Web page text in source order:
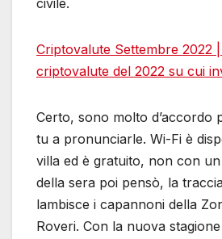
civile.
Criptovalute Settembre 2022
criptovalute del 2022 su cui
Certo, sono molto d’accordo
tu a pronunciarle. Wi-Fi è
villa ed è gratuito, non con
della sera poi pensò, la
lambisce i capannoni della
Roveri. Con la nuova